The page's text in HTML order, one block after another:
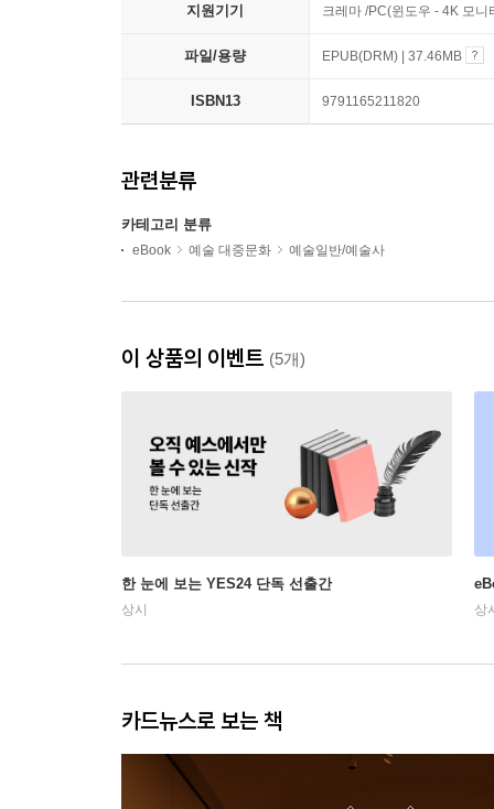
지원기기 크레마 /PC(윈도우 - 4K 모
파일/용량 EPUB(DRM) | 37.46MB
ISBN13 9791165211820
관련분류
카테고리 분류
eBook 예술 대중문화 예술일반/예술사
이 상품의 이벤트 (5개)
한 눈에 보는 YES24 단독 선출간
상시 상
카드뉴스로 보는 책